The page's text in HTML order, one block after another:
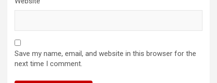
Save my name, email, and website in this browser for the
next time I comment.